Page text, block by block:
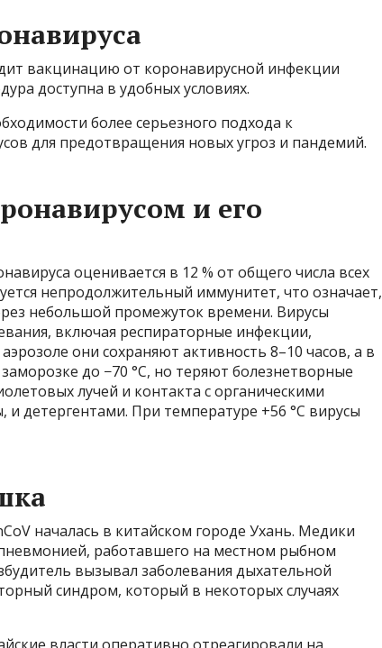
вакцинацию от коронавирусной инфекции
доступна в удобных условиях.
более серьезного подхода к
для предотвращения новых угроз и пандемий.
и его
оценивается в 12 % от общего числа всех
непродолжительный иммунитет, что означает,
небольшой промежуток времени. Вирусы
включая респираторные инфекции,
они сохраняют активность 8–10 часов, а в
до −70 °С, но теряют болезнетворные
лучей и контакта с органическими
детергентами. При температуре +56 °С вирусы
началась в китайском городе Ухань. Медики
работавшего на местном рыбном
вызывал заболевания дыхательной
синдром, который в некоторых случаях